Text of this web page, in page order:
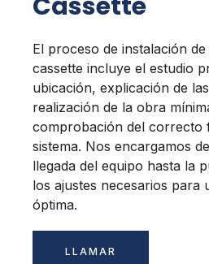
El proceso de instalación
cassette incluye el estudio
ubicación, explicación de
realización de la obra
comprobación del correcto
sistema. Nos encargamos
llegada del equipo hasta la
los ajustes necesarios para
óptima.
LLAMAR